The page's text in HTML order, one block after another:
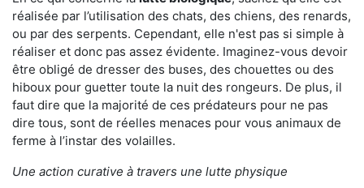
réalisée par l’utilisation des chats, des chiens, des renards,
ou par des serpents. Cependant, elle n'est pas si simple à
réaliser et donc pas assez évidente. Imaginez-vous devoir
être obligé de dresser des buses, des chouettes ou des
hiboux pour guetter toute la nuit des rongeurs. De plus, il
faut dire que la majorité de ces prédateurs pour ne pas
dire tous, sont de réelles menaces pour vous animaux de
ferme à l’instar des volailles.
Une action curative à travers une lutte physique